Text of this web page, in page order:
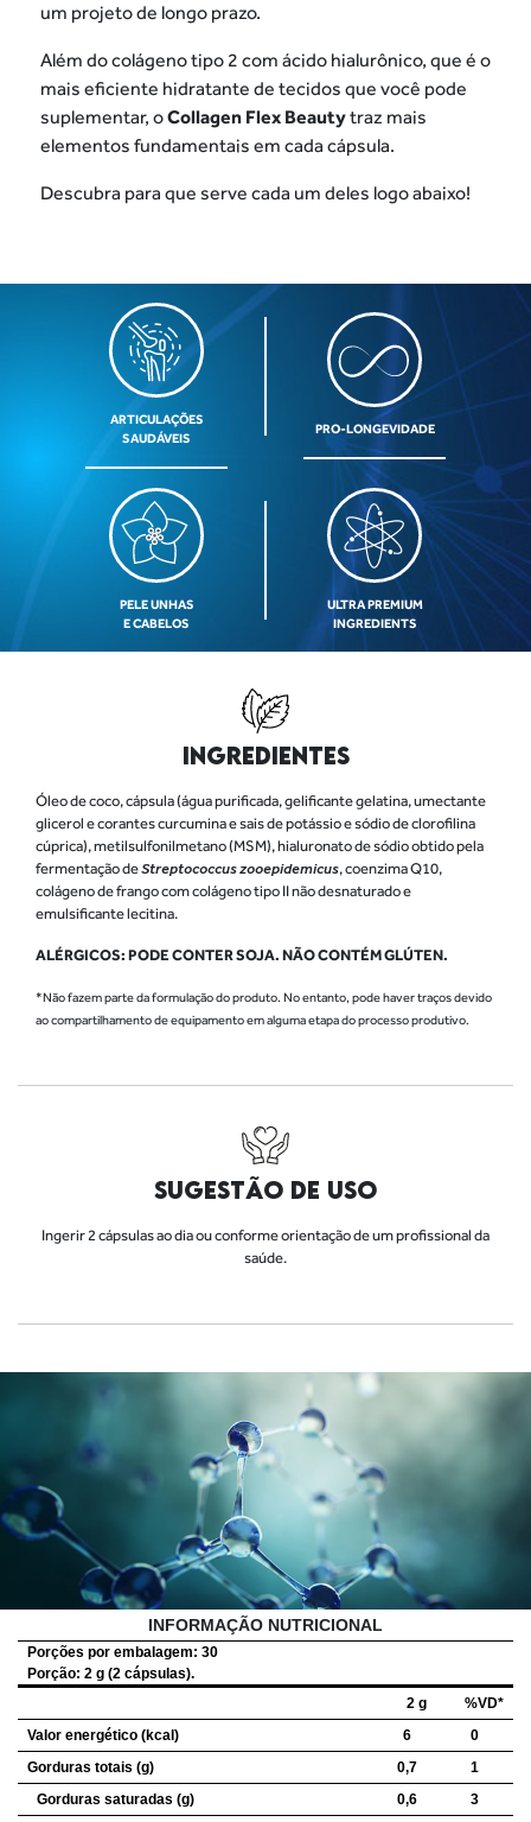
um projeto de longo prazo.
Além do colágeno tipo 2 com ácido hialurônico, que é o
mais eficiente hidratante de tecidos que você pode
suplementar, oCollagen Flex Beautytraz mais
elementos fundamentais em cada cápsula.
Descubra para que serve cada um deles logo abaixo!
ARTICULAÇÕES
SAUDÁVEIS
PRO-LONGEVIDADE
PELE UNHAS
E CABELOS
ULTRA PREMIUM
INGREDIENTS
INGREDIENTES
Óleo de coco, cápsula (água purificada, gelificante gelatina, umectante
glicerol e corantes curcumina e sais de potássio e sódio de clorofilina
cúprica), metilsulfonilmetano (MSM), hialuronato de sódio obtido pela
fermentação deStreptococcus zooepidemicus, coenzima Q10,
colágeno de frango com colágeno tipo II não desnaturado e
emulsificante lecitina.
ALÉRGICOS: PODE CONTER SOJA. NÃO CONTÉM GLÚTEN.
*Não fazem parte da formulação do produto. No entanto, pode haver traços devido
ao compartilhamento de equipamento em alguma etapa do processo produtivo.
SUGESTÃO DE USO
Ingerir 2 cápsulas ao dia ou conforme orientação de um profissional da
saúde.
INFORMAÇÃO NUTRICIONAL
Porções por embalagem: 30
Porção: 2 g (2 cápsulas).
2 g
%VD*
Valor energético (kcal)
6
0
Gorduras totais (g)
0,7
1
Gorduras saturadas (g)
0,6
3